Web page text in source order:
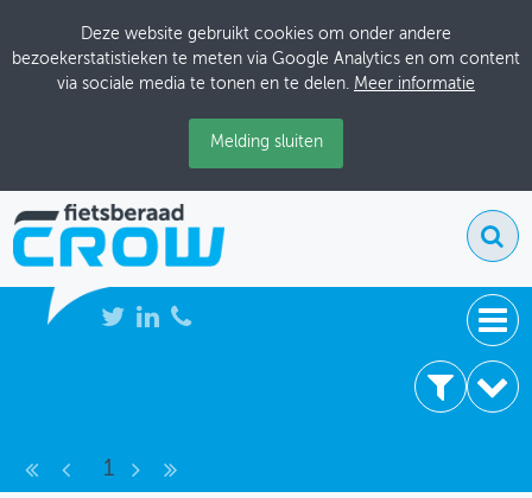
Deze website gebruikt cookies om onder andere
bezoekerstatistieken te meten via Google Analytics en om content
via sociale media te tonen en te delen. Meer informatie
Melding sluiten
KENNISBANK
Archief 1